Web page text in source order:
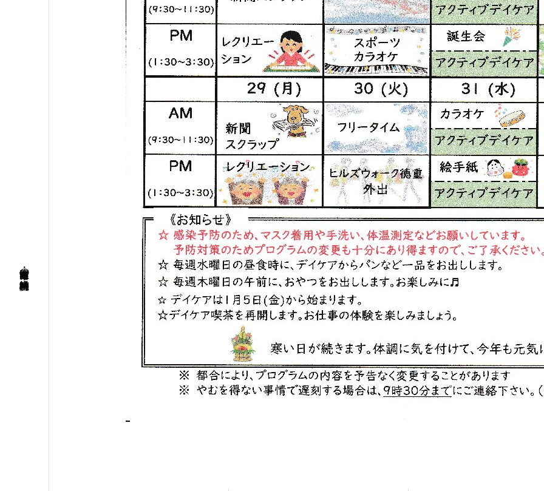
名古屋市南区・笠寺の精神科・神経科病院